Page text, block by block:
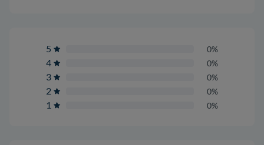
5 0%
4 0%
3 0%
2 0%
1 0%